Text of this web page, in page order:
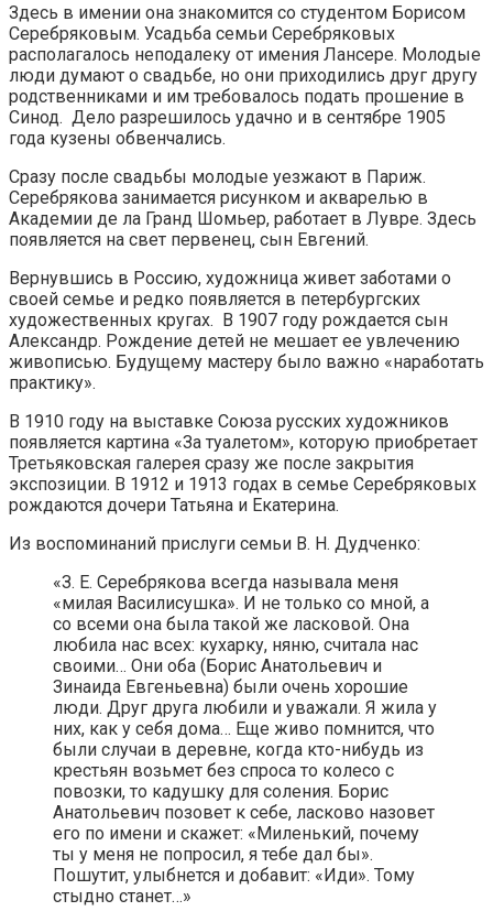
Здесь в имении она знакомится со студентом Борисом
Серебряковым. Усадьба семьи Серебряковых
располагалось неподалеку от имения Лансере. Молодые
люди думают о свадьбе, но они приходились друг другу
родственниками и им требовалось подать прошение в
Синод. Дело разрешилось удачно и в сентябре 1905
года кузены обвенчались.
Сразу после свадьбы молодые уезжают в Париж.
Серебрякова занимается рисунком и акварелью в
Академии де ла Гранд Шомьер, работает в Лувре. Здесь
появляется на свет первенец, сын Евгений.
Вернувшись в Россию, художница живет заботами о
своей семье и редко появляется в петербургских
художественных кругах. В 1907 году рождается сын
Александр. Рождение детей не мешает ее увлечению
живописью. Будущему мастеру было важно «наработать
практику».
В 1910 году на выставке Союза русских художников
появляется картина «За туалетом», которую приобретает
Третьяковская галерея сразу же после закрытия
экспозиции. В 1912 и 1913 годах в семье Серебряковых
рождаются дочери Татьяна и Екатерина.
Из воспоминаний прислуги семьи В. Н. Дудченко:
«З. Е. Серебрякова всегда называла меня
«милая Василисушка». И не только со мной, а
со всеми она была такой же ласковой. Она
любила нас всех: кухарку, няню, считала нас
своими… Они оба (Борис Анатольевич и
Зинаида Евгеньевна) были очень хорошие
люди. Друг друга любили и уважали. Я жила у
них, как у себя дома… Еще живо помнится, что
были случаи в деревне, когда кто-нибудь из
крестьян возьмет без спроса то колесо с
повозки, то кадушку для соления. Борис
Анатольевич позовет к себе, ласково назовет
его по имени и скажет: «Миленький, почему
ты у меня не попросил, я тебе дал бы».
Пошутит, улыбнется и добавит: «Иди». Тому
стыдно станет…»